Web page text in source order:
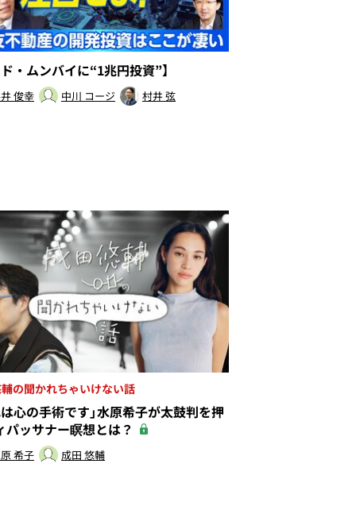
ド・ムンバイに“1兆円投資”】
俊幸 中川 コージ 村井 弦
の聞かれちゃいけない話
は心の手術です」水原希子が太鼓判を押
パッサナー瞑想とは？
希子 成田 悠輔